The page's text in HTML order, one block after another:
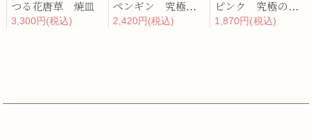
つる花唐草 焼皿
3,300円(税込)
ペンギン 究極のレンゲ
2,420円(税込)
ピンク 究極のレンゲ
1,870円(税込)